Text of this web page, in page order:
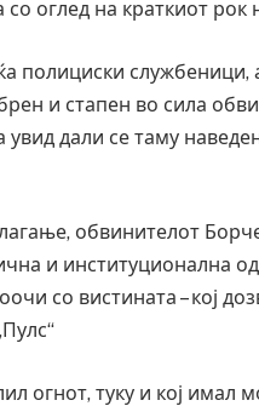
оглед на краткиот рок
полициски службеници,
и стапен во сила
дали се таму
обвинителот
и институционална
со вистината – кој
огнот, туку и кој имал
11-месечна воена
AUGUST 4, 2026